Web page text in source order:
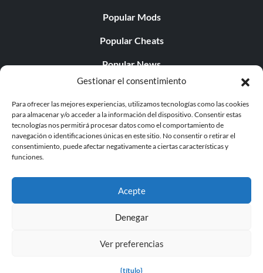
Gestionar el consentimiento
Para ofrecer las mejores experiencias, utilizamos tecnologías como las cookies
para almacenar y/o acceder a la información del dispositivo. Consentir estas
tecnologías nos permitirá procesar datos como el comportamiento de
navegación o identificaciones únicas en este sitio. No consentir o retirar el
consentimiento, puede afectar negativamente a ciertas características y
funciones.
Acepte
Denegar
Ver preferencias
{título}
Popular Mods
Popular Cheats
Popular News
Popular Editorials
Popular Free Games
LATEST UPDATES
© 1998 - 2026 MegaGames.com All rights reserved
Settings